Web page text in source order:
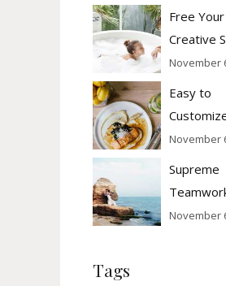
Free Your
Creative
November
Easy to
November
Supreme
November
Tags